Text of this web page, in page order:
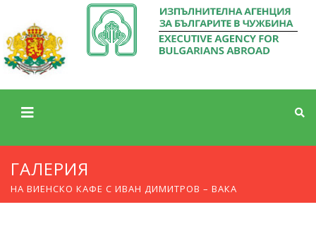
ГАЛЕРИЯ
НА ВИЕНСКО КАФЕ С ИВАН ДИМИТРОВ – ВАКА